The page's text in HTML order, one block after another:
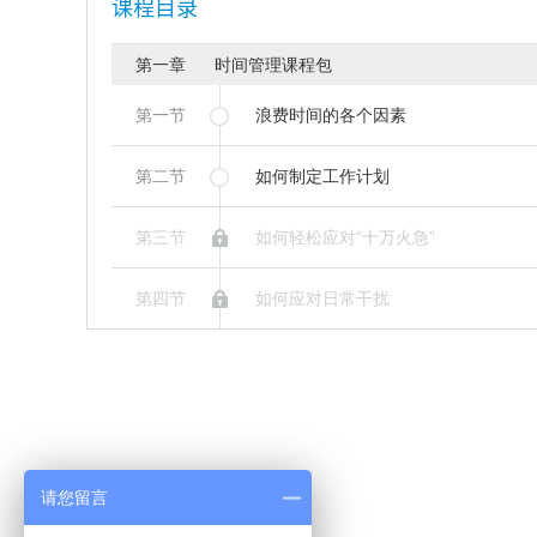
第一章 时间管理课程包
第一节 浪费时间的各个因素
第二节 如何制定工作计划
第三节 如何轻松应对“十万火急”
第四节 如何应对日常干扰
请您留言